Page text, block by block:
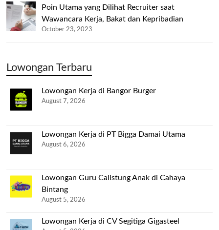
Poin Utama yang Dilihat Recruiter saat
Wawancara Kerja, Bakat dan Kepribadian
October 23, 2023
Lowongan Terbaru
Lowongan Kerja di Bangor Burger
August 7, 2026
Lowongan Kerja di PT Bigga Damai Utama
August 6, 2026
Lowongan Guru Calistung Anak di Cahaya
Bintang
August 5, 2026
Lowongan Kerja di CV Segitiga Gigasteel